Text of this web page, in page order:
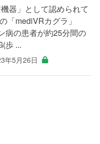
器」として認められて
「mediVRカグラ」
病の患者が約25分間の
歩 ...
年5月26日